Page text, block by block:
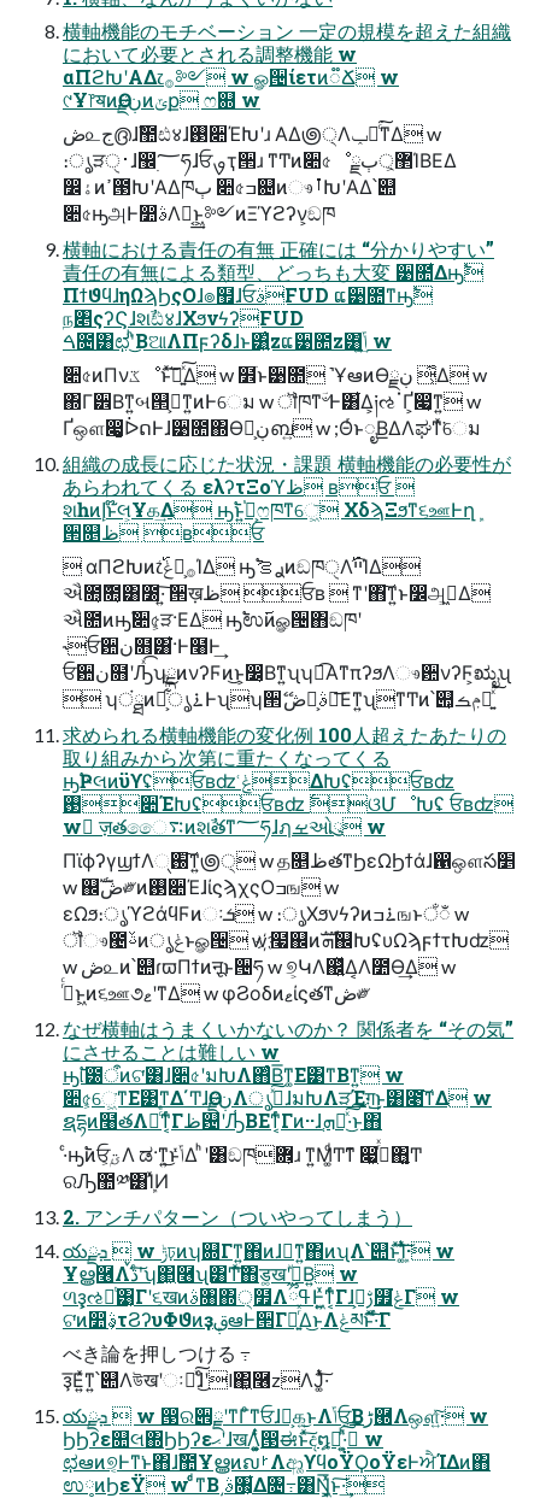
横軸機能のモチベーション ⼀定の規模を超えた組織
において必要とされる調整機能 w
αΠϩԽʹΑΔ෭࡞༻ w ௐ੔ίετͷ૿Ճ w
୯Ұ෦ॺͷӨڹྗͷݶք ෆ଍ w
ڞ௨ج൫ɺࣾ಺ඪ४ɺ࢓૊ΈԽʹɹ ΑΔ౷੍Λݕ౼ͨ͘͠ͳΔ w
։ൃੜ࢈ੑɺ඼࣭؅ཧɺਓࡐҭ੒ɹ ͳͲͷ૊৫ೳྗ޲্͕ٻΊΒΕΔ
෼ۀͷߴ౓ԽʹΑΔཁٻ ૊৫ߏ଄ͷෳࡶԽʹΑΔ՝୊
૊৫ԣஅͰ෺ࣄΛಈ͔͢ͱ͖༻ͷΞϓϩʔν͕ඞཁ
横軸における責任の有無 正確には “分かりやすい”
責任の有無による類型、どっちも⼤変 ੹೚͋Δԣ࣠
ΠϯϑϥɺηΩϡϦςΟɺ๏຿ɺਓࣄFUD ແ੹೚ͳԣ࣠
ந৅ςʔϚɺશࣾඪ४ɺΧϧνϟʔFUD
ࠓ೔͸ಛʹͪ͜ΒଆΛΠϝʔδɺͱ͸͍͑zແ੹೚z͸ݴ͍͗ͨ͢ w
૊৫ͷΠνػೳͱཱ͍ͯ֬ͯ͠͠Δ w ໾ׂͱ੹೚ ˺ҰఆͷӨڹྗ ͕͋Δ w
΍Γ੾Βͳ͍બ୒ࢶ͕ͳ͍ͷͰେม w ॏཁͳؔ৺Ͱ͸͋Δ͕༏ઌॱҐ͕෇͔ͳ͍ w
Ґஔ෇͚͕ᐆດͰɺ੹೚΍Өڹྗ͕ബ͍ w ;ΘͬͱೖΒ͟ΔΛಘͳͯ͘େม
組織の成⻑に応じた状況・課題 横軸機能の必要性が
あらわれてくる ελʔτΞοϓظ ʙਓ 
શһͷإͱ໊લ͕Ұக͢Δ ԣ࣠ͱ͍͏֓೦͕ෆཁͳେ͖͞ ΧδϡΞϧͳ૬ஊͰղܾ
੒௕ظ ʙਓ
 αΠϩԽͷ෭࡞༻͕ݟ͑࢝ΊΔ ԣ࣠ࢪࡦͷඞཁੑΛײ࢝͡ΊΔ
ઐ೚͔݉೚͔͸೰·͍͠ ੒ख़ظ ਓʙ  ͳʹ΋͠ͳ͍ͱ෼அ͕ى͖Δ
ઐ೚ͷԣ࣠૊৫͕ੜ·ΕΔ ԣ࣠ಉ࢜ͷௐ੔΋ඞཁʹ
˞ਓ਺ن໛͸͋͘·Ͱ໨҆Ͱ͢
ਓ਺ن໛ʹԠͯ͡ʮྡͷνʔϜͷ͜ͱ͕෼͔Βͳ͍ʯʮಉ͡Α͏ͳπʔϧΛෳ਺νʔϜ͕ಋೖʯ
 ʮंྠͷ࠶ൃ໌͕͋ͪͪ͜Ͱʯʮ੒ޭࣄྫ͕ڞ༗͞Εͳ͍ʯͳͲͷ՝୊͕ݦࡏԽ͍ͯ͘͠
求められる横軸機能の変化例 100⼈超えたあたりの
取り組みから次第に重たくなってくる
ԣ࣠Ҏલͷϋϒʢਓʙʣ ݟ͑ΔԽʢਓʙʣ
࢓૊ΈԽʢਓʙʣ ࣋ଓՄೳԽʢ ਓʙʣ
w ٕज़తෛ࠴ͷશࣾతͳ؅ཧɺฦࡁઓུ w
ΠϊϕʔγϣϯΛ્֐͠ͳ͍౷੍ w த௕ظతͳϦεΩϦϯάɺ഑ஔస׵
w ஌ࣝڞ༗ͷ࢓૊ΈɺίϛϡχςΟߏங w
εΩϧ։ൃϓϩάϥϜͷઃܭ w ։ൃΧϧνϟʔͷ࠶ߏஙͱਁಁ w
ॏෳ౤ࢿͷൃݟͱௐ੔ w ҉໧஌ͷܗࣜ஌ԽʢυΩϡϝϯτԽʣ
w ڞ௨ͷ՝୊ɾϖΠϯͷऩूͱ੔ཧ w ୭͕ԿΛ஌͍ͬͯΔ͔Λ೺Ѳ͢Δ w
ࠔͬͨͱ͖ͷ૬ஊ૭ޱʹͳΔ w φϨοδͷޱίϛతͳڞ༗
なぜ横軸はうまくいかないのか？ 関係者を “その気”
にさせることは難しい w
ԣ࣠୲౰ऀͷଟ͘͸ɺ૊৫ʹมԽΛ΋ͨΒ͞ͳ͚Ε͹ͳΒͳ͍ w
૊৫͕େ͖͘ͳΕ͹ͳΔ΄ͲɺӨڹྗΛൃشͯ͠ɺมԽΛੜΈग़͢͜ͱ͸೉͘͠ͳΔ w
ຊདྷͷ໨తΛՌͨͤͳ͔ͬͨΓظ଴ʹԠ͑ΒΕͳ͔ͬͨΓͷ··ɺܗ֚Խͯ͠͠·͏͜ͱ΋
·ͨԣ࣠ͷਓ͕ۭؾΛ ಡ·ͳ͍͜ͱݴͬͯΔ ͏ͪʹ͸ඞཁؔ܎͕ɹ ͳ͍Μ͚ͩͲͳ͊ ෇͖߹ͬͯ΋͍͍͚Ͳ
ରԠ಺༰͸ܾΊͯͶ
2. アンチパターン（ついやってしまう）
యܕྫ  w ݱঢ়ͷʮ଍Γͳ͍΋ͷɺྑ͘ͳ͍΋ͷʯΛ՝୊ͱܾͯ͠Ί͚ͭͯ͠·͏ w
Ұൠ࿦Λࠜڌʹͨ͠ʮ΂͖࿦ʯ͸Ͳ͏ͯ͠΋ड͚खʹڹ͖ͮΒ͍ w
ળҙ͕ઌཱͭ͹͔Γʹ૬खͷࣄ৘΍੍໿ΛߟྀͰ͖͍ͯͳ͔ͬͨΓɺࢹ࠲͕௿͘ݟ͑ͨΓ w
ଟ͘ͷ෺ࣄ͕τϨʔυΦϑͷҙࢥܾఆͰ੒Γཱ͍ͬͯΔ͜ͱΛݟམͱͯ͠͠·ͬͨΓ
べき論を押しつける ߹
ҙ͞Ε͍ͯͳ͍՝୊Λউखʹઃఆͯ͠ɺͦ͜ʹl΂͖࿦zΛͿ͚ͭͯ͠·͏
యܕྫ  w ൓ର੎ྗʹͳΓͦ͏ͳਓɺ͕ࣖ௧͍͜ͱΛݴ͏ਓ͔Βڑ཭Λஔ͍ͯ͠·͏ w
ϦϦʔε௚લ΍ϦϦʔεޙʹɺखΛ͚͕͍ͭͨ൓ಈͱͯ͠ද໘Խͯ͠͠·͍͕ͪ w
ಛఆͷ୭͔Ͱͳ͘ͱ΋ɺࣾ಺ҰൠͷຎࡲΛආ͚ϒϥοΫϘοΫεͰਐΊΔͷ΋
ಉ༷ͷϦεΫ w ͨͩͳΒ͵ࣄ৘͕͋Δ৔߹͸Ŋ͓͖ͯ͞ͱ͠·͢